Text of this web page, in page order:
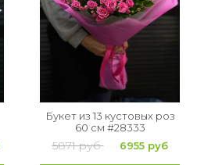
Букет из 13 кустовых роз
60 см #28333
5871 руб 6955 руб